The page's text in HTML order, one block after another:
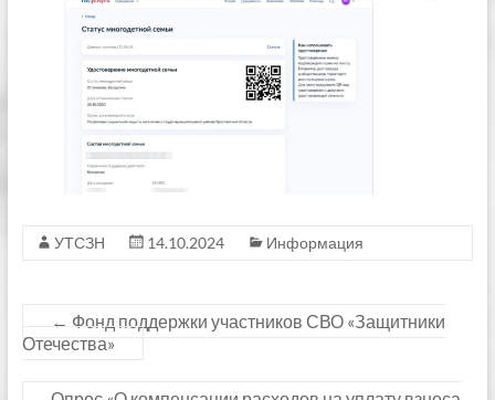
УТСЗН 14.10.2024 Информация
← Фонд поддержки участников СВО «Защитники
Отечества»